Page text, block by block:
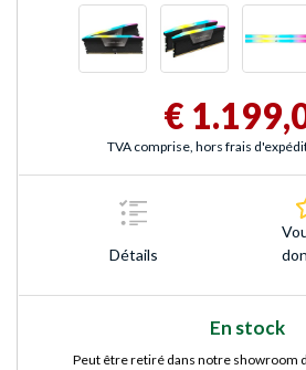
€
TVA comprise, hors frais
Détails
En stock
Peut être retiré dans notre showroom